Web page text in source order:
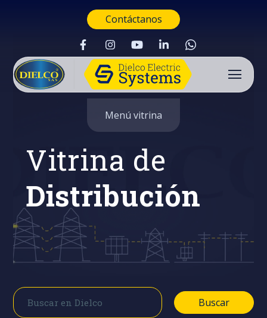
Contáctanos
Buscar
Menú vitrina
Vitrina de
Distribución
Buscar
Buscar